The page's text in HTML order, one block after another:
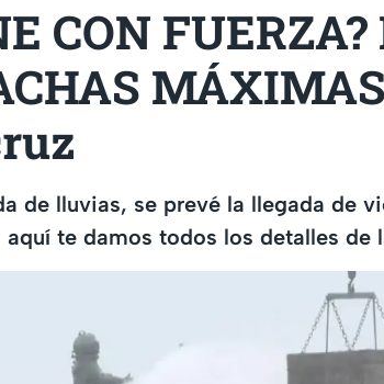
CON
de lluvias, se prevé la llegada de
aquí te damos todos los detalles de